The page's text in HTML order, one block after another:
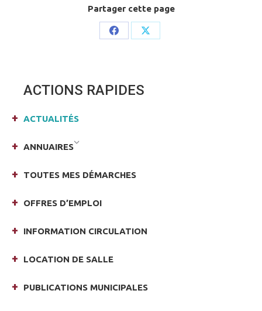
Partager cette page
Share
Share
ACTIONS RAPIDES
ACTUALITÉS
ANNUAIRES
TOUTES MES DÉMARCHES
OFFRES D’EMPLOI
INFORMATION CIRCULATION
LOCATION DE SALLE
PUBLICATIONS MUNICIPALES